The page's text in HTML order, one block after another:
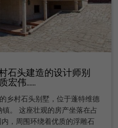
石头建造的设计师别
宏伟......
乡村石头别墅，位于蓬特维德
。 这座壮观的房产坐落在占
，周围环绕着优质的浮雕石